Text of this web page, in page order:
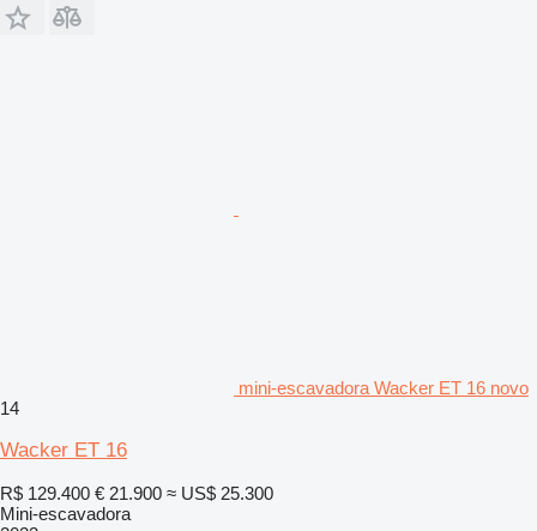
mini-escavadora Wacker ET 16 novo
14
Wacker ET 16
R$ 129.400 € 21.900 ≈ US$ 25.300
Mini-escavadora